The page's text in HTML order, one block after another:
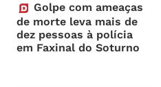
Golpe com ameaças
de morte leva mais de
dez pessoas à polícia
em Faxinal do Soturno